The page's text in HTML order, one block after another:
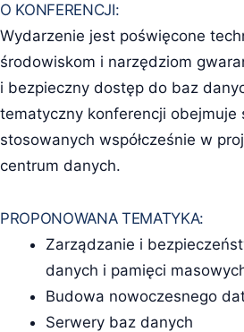
O KONFERENCJI:
Wydarzenie jest poświęcone
środowiskom i narzędziom
i bezpieczny dostęp do baz
tematyczny konferencji obejmuje
stosowanych współcześnie w
centrum danych.
PROPONOWANA TEMATYKA:
Zarządzanie i
danych i pamięci
Budowa nowoczesnego
Serwery baz danych